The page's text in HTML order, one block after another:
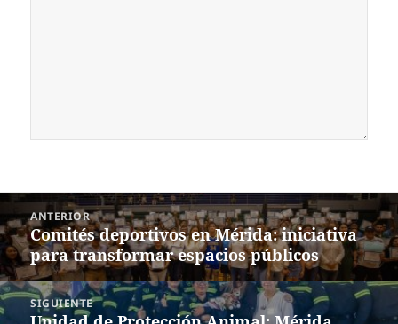
Navegación
de
entradas
ANTERIOR
Entrada
anterior:
Comités deportivos en Mérida: iniciativa
para transformar espacios públicos
SIGUIENTE